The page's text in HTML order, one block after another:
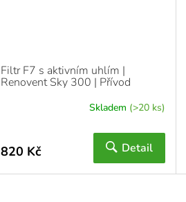
Filtr F7 s aktivním uhlím |
Renovent Sky 300 | Přívod
Skladem (>20 ks)
820 Kč Detail